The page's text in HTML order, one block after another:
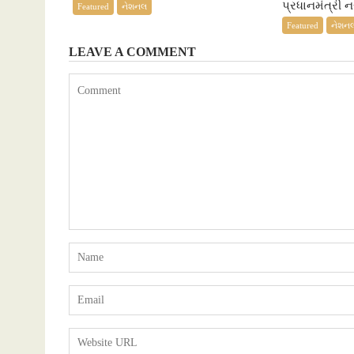
Featured નેશનલ
પ્રધાનમંત્રી
Featured
LEAVE A COMMENT